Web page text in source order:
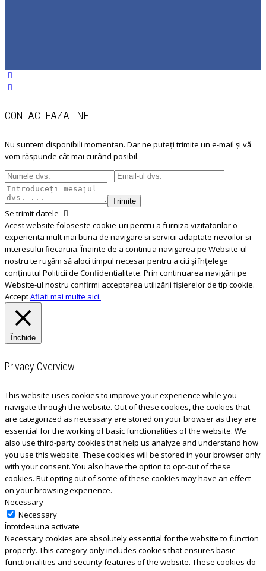
CONTACTEAZA - NE
Nu suntem disponibili momentan. Dar ne puteți trimite un e-mail și vă
vom răspunde cât mai curând posibil.
Trimite
Se trimit datele
Acest website foloseste cookie-uri pentru a furniza vizitatorilor o
experienta mult mai buna de navigare si servicii adaptate nevoilor si
interesului fiecaruia. Înainte de a continua navigarea pe Website-ul
nostru te rugăm să aloci timpul necesar pentru a citi și înțelege
conținutul Politicii de Confidentialitate. Prin continuarea navigării pe
Website-ul nostru confirmi acceptarea utilizării fişierelor de tip cookie.
AcceptAflati mai multe aici.
Închide
Privacy Overview
This website uses cookies to improve your experience while you
navigate through the website. Out of these cookies, the cookies that
are categorized as necessary are stored on your browser as they are
essential for the working of basic functionalities of the website. We
also use third-party cookies that help us analyze and understand how
you use this website. These cookies will be stored in your browser only
with your consent. You also have the option to opt-out of these
cookies. But opting out of some of these cookies may have an effect
on your browsing experience.
Necessary
Necessary
Întotdeauna activate
Necessary cookies are absolutely essential for the website to function
properly. This category only includes cookies that ensures basic
functionalities and security features of the website. These cookies do